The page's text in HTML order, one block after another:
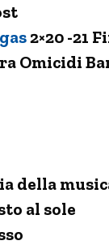
2×20 -21
Omicidi
della
al sole